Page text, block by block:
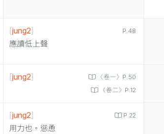
P.48
[jung2]
應讀低上聲
〈卷一〉P.50
〈卷二〉P.12
[jung2]
P.22
[jung2]
用力也。慫恿